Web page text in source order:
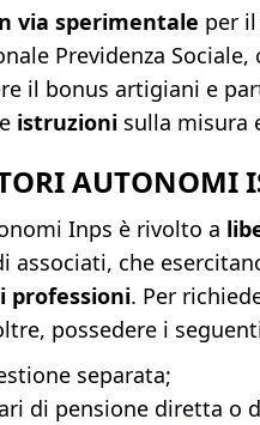
via sperimentale per il
Previdenza Sociale,
il bonus artigiani e
istruzionisulla misura
AUTONOMI
Inps è rivolto a
associati, che
professioni. Per
possedere i
separata;
di pensione diretta o